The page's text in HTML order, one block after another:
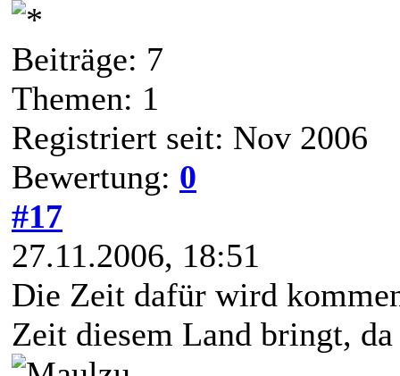
Beiträge: 7
Themen: 1
Registriert seit: Nov 2006
Bewertung: 0
#17
27.11.2006, 18:51
Die Zeit dafür wird
Zeit diesem Land bringt,